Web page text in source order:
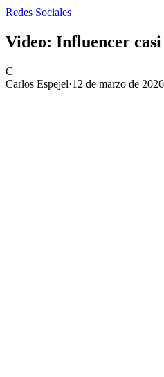
Redes Sociales
Video: Influencer
C
Carlos Espejel·12 de marzo de 2026